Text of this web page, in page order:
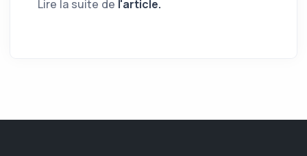
Lire la suite de l'article.